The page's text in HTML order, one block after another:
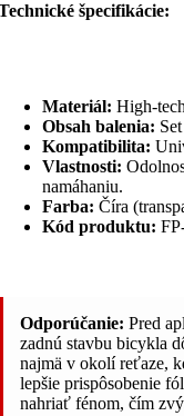
špecifikácie:
Materiál: High-
Obsah balenia:
Kompatibilita:
Vlastnosti:
namáhaniu.
Farba: Číra
Kód produktu:
Odporúčanie: Pred
zadnú stavbu bicykla
najmä v okolí reťaze,
lepšie prispôsobenie
nahriať fénom, čím